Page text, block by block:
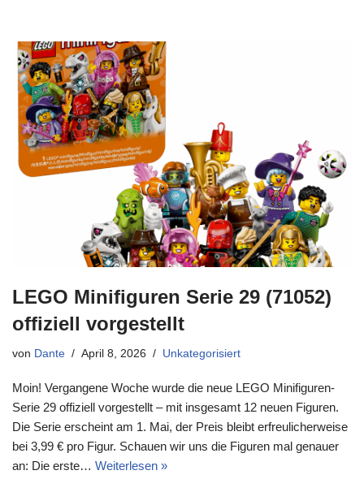
LEGO Minifiguren Serie 29 (71052)
offiziell vorgestellt
von Dante April 8, 2026 Unkategorisiert
Moin! Vergangene Woche wurde die neue LEGO Minifiguren-
Serie 29 offiziell vorgestellt – mit insgesamt 12 neuen Figuren.
Die Serie erscheint am 1. Mai, der Preis bleibt erfreulicherweise
bei 3,99 € pro Figur. Schauen wir uns die Figuren mal genauer
an: Die erste… Weiterlesen »